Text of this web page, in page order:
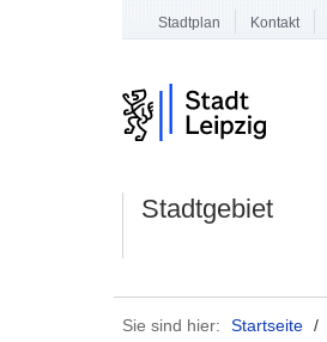
Stadtplan Kontakt
Stadtgebiet
Sie sind hier: Startseite /